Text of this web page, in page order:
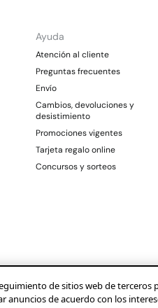
Ayuda
Atención al cliente
Preguntas frecuentes
Envío
Cambios, devoluciones y
desistimiento
Promociones vigentes
Tarjeta regalo online
Concursos y sorteos
generales Privacidad Profeco
de sitios web de
anuncios de acuerdo con los